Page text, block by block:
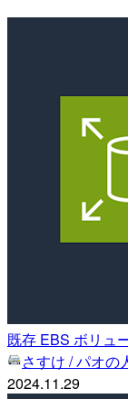
既存 EBS ボリュ
さすけ / パオの
2024.11.29